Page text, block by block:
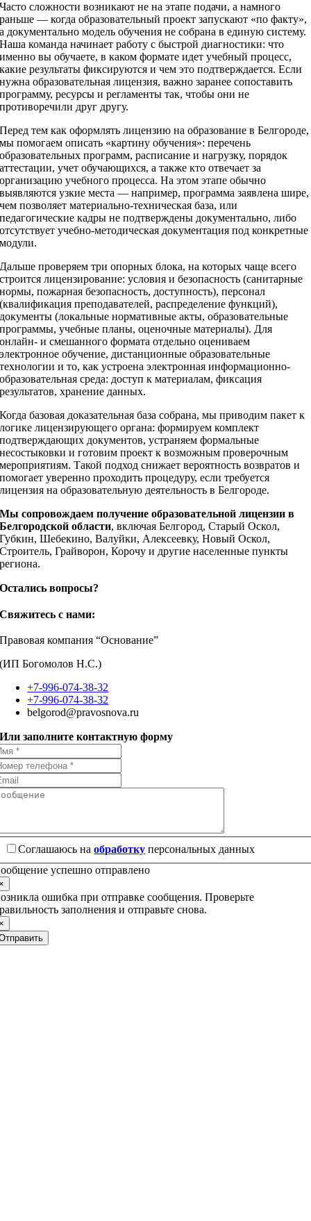
Часто сложности возникают не на этапе подачи, а намного
раньше — когда образовательный проект запускают «по факту»,
а документально модель обучения не собрана в единую систему.
Наша команда начинает работу с быстрой диагностики: что
именно вы обучаете, в каком формате идет учебный процесс,
какие результаты фиксируются и чем это подтверждается. Если
нужна образовательная лицензия, важно заранее сопоставить
программу, ресурсы и регламенты так, чтобы они не
противоречили друг другу.
Перед тем как оформлять лицензию на образование в Белгороде,
мы помогаем описать «картину обучения»: перечень
образовательных программ, расписание и нагрузку, порядок
аттестации, учет обучающихся, а также кто отвечает за
организацию учебного процесса. На этом этапе обычно
выявляются узкие места — например, программа заявлена шире,
чем позволяет материально-техническая база, или
педагогические кадры не подтверждены документально, либо
отсутствует учебно-методическая документация под конкретные
модули.
Дальше проверяем три опорных блока, на которых чаще всего
строится лицензирование: условия и безопасность (санитарные
нормы, пожарная безопасность, доступность), персонал
(квалификация преподавателей, распределение функций),
документы (локальные нормативные акты, образовательные
программы, учебные планы, оценочные материалы). Для
онлайн- и смешанного формата отдельно оцениваем
электронное обучение, дистанционные образовательные
технологии и то, как устроена электронная информационно-
образовательная среда: доступ к материалам, фиксация
результатов, хранение данных.
Когда базовая доказательная база собрана, мы приводим пакет к
логике лицензирующего органа: формируем комплект
подтверждающих документов, устраняем формальные
несостыковки и готовим проект к возможным проверочным
мероприятиям. Такой подход снижает вероятность возвратов и
помогает уверенно проходить процедуру, если требуется
лицензия на образовательную деятельность в Белгороде.
Мы сопровождаем получение образовательной лицензии в
Белгородской области, включая Белгород, Старый Оскол,
Губкин, Шебекино, Валуйки, Алексеевку, Новый Оскол,
Строитель, Грайворон, Корочу и другие населенные пункты
региона.
Остались вопросы?
Свяжитесь с нами:
Правовая компания “Основание”
(ИП Богомолов Н.С.)
+7-996-074-38-32
+7-996-074-38-32
belgorod@pravosnova.ru
Или заполните контактную форму
Соглашаюсь наобработку персональных данных
успешно отправлено
ошибка при отправке сообщения. Проверьте
заполнения и отправьте снова.